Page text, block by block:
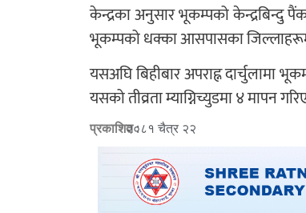
केन्द्रका अनुसार भूकम्पको केन्द्रबिन्दु
भूकम्पको धक्का आसपासका
यसअघि बिहीबार अपराह्न दार्चुलामा
यसको तीव्रता म्याग्निच्युडमा ४ मापन
प्रकाशित :२०८१ चैत्र २२